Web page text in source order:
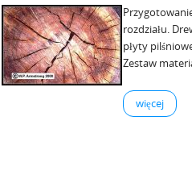
rozdziału.
płyty
Zestaw
więcej